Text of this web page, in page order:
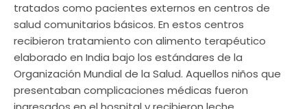
tratados como pacientes externos en centros de
salud comunitarios básicos. En estos centros
recibieron tratamiento con alimento terapéutico
elaborado en India bajo los estándares de la
Organización Mundial de la Salud. Aquellos niños que
presentaban complicaciones médicas fueron